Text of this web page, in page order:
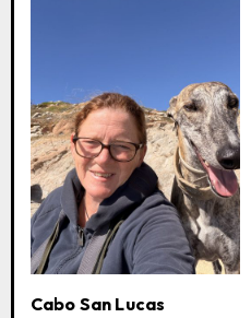
Cabo San Lucas